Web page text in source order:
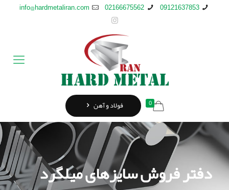
09121637853
02166675562
info@hardmetaliran.com
0 فولاد و آهن
دفتر فروش سایزهای میلگرد